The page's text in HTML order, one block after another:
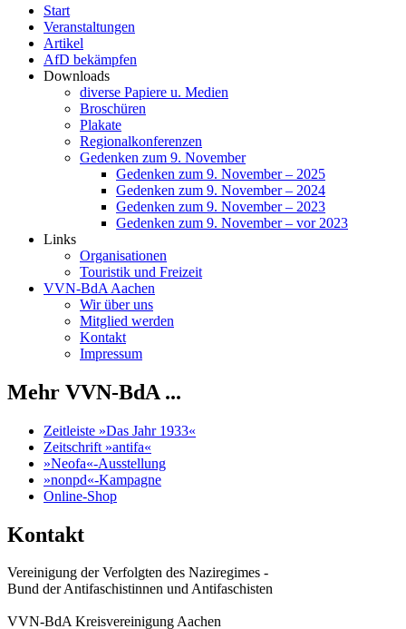
Start
Veranstaltungen
Artikel
AfD bekämpfen
Downloads
diverse Papiere u. Medien
Broschüren
Plakate
Regionalkonferenzen
Gedenken zum 9. November
Gedenken zum 9. November – 2025
Gedenken zum 9. November – 2024
Gedenken zum 9. November – 2023
Gedenken zum 9. November – vor 2023
Links
Organisationen
Touristik und Freizeit
VVN-BdA Aachen
Wir über uns
Mitglied werden
Kontakt
Impressum
Mehr VVN-BdA ...
Zeitleiste »Das Jahr 1933«
Zeitschrift »antifa«
»Neofa«-Ausstellung
»nonpd«-Kampagne
Online-Shop
Kontakt
Vereinigung der Verfolgten des Naziregimes -
Bund der Antifaschistinnen und Antifaschisten
VVN-BdA Kreisvereinigung Aachen